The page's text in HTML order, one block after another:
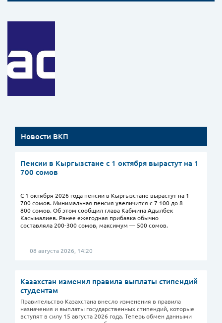
Новости ВКП
Пенсии в Кыргызстане с 1 октября вырастут на 1
700 сомов
С 1 октября 2026 года пенсии в Кыргызстане вырастут на 1
700 сомов. Минимальная пенсия увеличится с 7 100 до 8
800 сомов. Об этом сообщил глава Кабмина Адылбек
Касымалиев. Ранее ежегодная прибавка обычно
составляла 200-300 сомов, максимум — 500 сомов.
08 августа 2026, 14:20
Казахстан изменил правила выплаты стипендий
студентам
Правительство Казахстана внесло изменения в правила
назначения и выплаты государственных стипендий, которые
вступят в силу 15 августа 2026 года. Теперь обмен данными